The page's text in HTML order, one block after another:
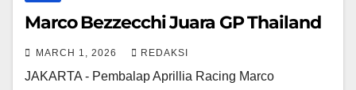
Marco Bezzecchi Juara GP Thailand
MARCH 1, 2026 REDAKSI
JAKARTA - Pembalap Aprillia Racing Marco